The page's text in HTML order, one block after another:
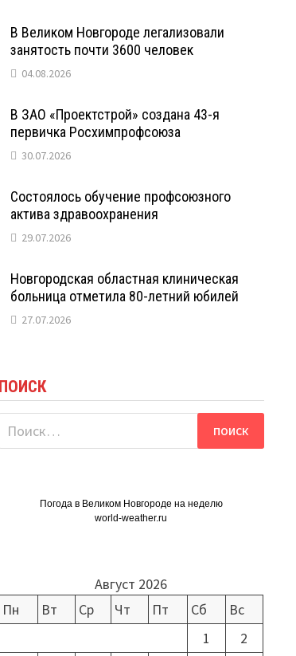
В Великом Новгороде легализовали
занятость почти 3600 человек
04.08.2026
В ЗАО «Проектстрой» создана 43-я
первичка Росхимпрофсоюза
30.07.2026
Состоялось обучение профсоюзного
актива здравоохранения
29.07.2026
Новгородская областная клиническая
больница отметила 80-летний юбилей
27.07.2026
ПОИСК
Найти:
Погода в Великом Новгороде на неделю
world-weather.ru
Август 2026
Пн
Вт Ср Чт Пт Сб
Вс
1
2